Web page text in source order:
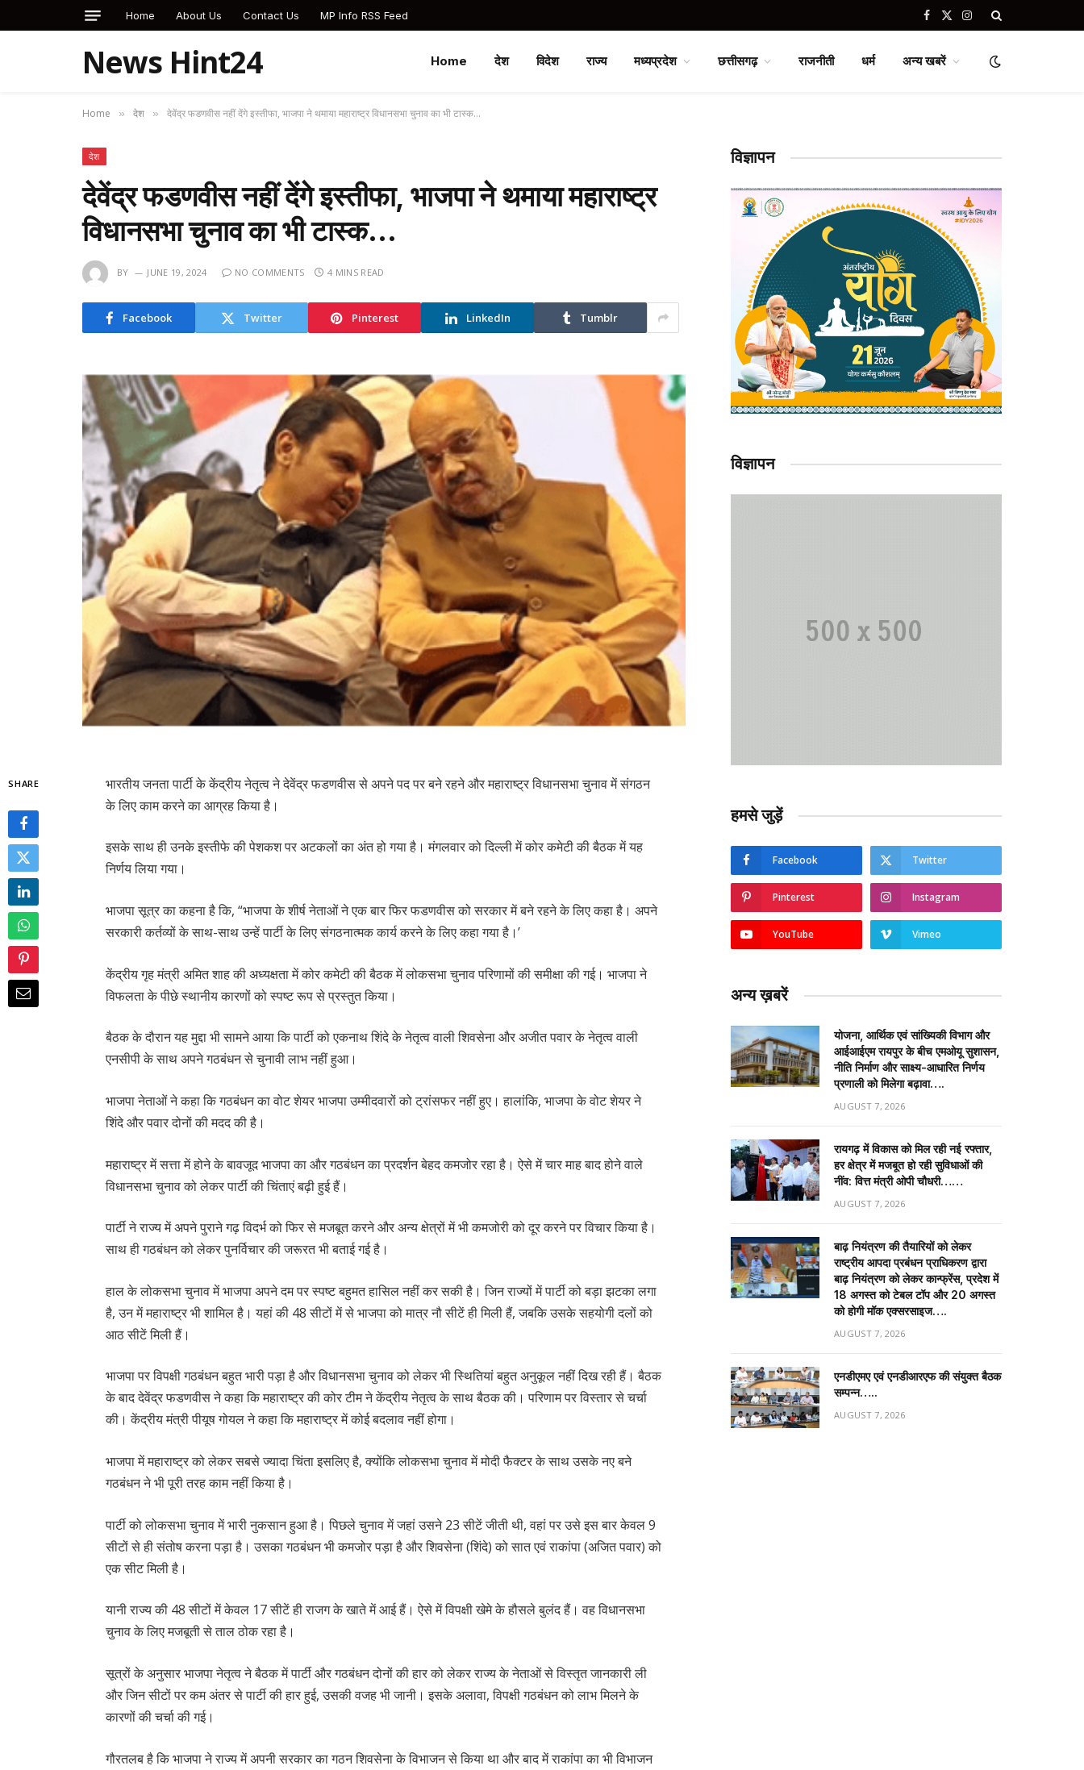
Home About Us Contact Us MP Info RSS Feed Facebook
X
Instagram
News Hint24 Home देश विदेश राज्य मध्यप्रदेश छत्तीसगढ़ राजनीती धर्म अन्य खबरें
Home » देश » देवेंद्र फडणवीस नहीं देंगे इस्तीफा, भाजपा ने थमाया महाराष्ट्र विधानसभा चुनाव का भी टास्क…
देश
देवेंद्र फडणवीस नहीं देंगे इस्तीफा, भाजपा ने थमाया महाराष्ट्र
विधानसभा चुनाव का भी टास्क…
BY JUNE 19, 2024 NO COMMENTS 4 MINS READ
Facebook Twitter Pinterest LinkedIn Tumblr
SHARE
भारतीय जनता पार्टी के केंद्रीय नेतृत्व ने देवेंद्र फडणवीस से अपने पद पर बने रहने और महाराष्ट्र विधानसभा चुनाव में संगठन
के लिए काम करने का आग्रह किया है।
इसके साथ ही उनके इस्तीफे की पेशकश पर अटकलों का अंत हो गया है। मंगलवार को दिल्ली में कोर कमेटी की बैठक में यह
निर्णय लिया गया।
भाजपा सूत्र का कहना है कि, “भाजपा के शीर्ष नेताओं ने एक बार फिर फडणवीस को सरकार में बने रहने के लिए कहा है। अपने
सरकारी कर्तव्यों के साथ-साथ उन्हें पार्टी के लिए संगठनात्मक कार्य करने के लिए कहा गया है।’
केंद्रीय गृह मंत्री अमित शाह की अध्यक्षता में कोर कमेटी की बैठक में लोकसभा चुनाव परिणामों की समीक्षा की गई। भाजपा ने
विफलता के पीछे स्थानीय कारणों को स्पष्ट रूप से प्रस्तुत किया।
बैठक के दौरान यह मुद्दा भी सामने आया कि पार्टी को एकनाथ शिंदे के नेतृत्व वाली शिवसेना और अजीत पवार के नेतृत्व वाली
एनसीपी के साथ अपने गठबंधन से चुनावी लाभ नहीं हुआ।
भाजपा नेताओं ने कहा कि गठबंधन का वोट शेयर भाजपा उम्मीदवारों को ट्रांसफर नहीं हुए। हालांकि, भाजपा के वोट शेयर ने
शिंदे और पवार दोनों की मदद की है।
महाराष्ट्र में सत्ता में होने के बावजूद भाजपा का और गठबंधन का प्रदर्शन बेहद कमजोर रहा है। ऐसे में चार माह बाद होने वाले
विधानसभा चुनाव को लेकर पार्टी की चिंताएं बढ़ी हुई हैं।
पार्टी ने राज्य में अपने पुराने गढ़ विदर्भ को फिर से मजबूत करने और अन्य क्षेत्रों में भी कमजोरी को दूर करने पर विचार किया है।
साथ ही गठबंधन को लेकर पुनर्विचार की जरूरत भी बताई गई है।
हाल के लोकसभा चुनाव में भाजपा अपने दम पर स्पष्ट बहुमत हासिल नहीं कर सकी है। जिन राज्यों में पार्टी को बड़ा झटका लगा
है, उन में महाराष्ट्र भी शामिल है। यहां की 48 सीटों में से भाजपा को मात्र नौ सीटें ही मिली हैं, जबकि उसके सहयोगी दलों को
आठ सीटें मिली हैं।
भाजपा पर विपक्षी गठबंधन बहुत भारी पड़ा है और विधानसभा चुनाव को लेकर भी स्थितियां बहुत अनुकूल नहीं दिख रही हैं। बैठक
के बाद देवेंद्र फडणवीस ने कहा कि महाराष्ट्र की कोर टीम ने केंद्रीय नेतृत्व के साथ बैठक की। परिणाम पर विस्तार से चर्चा
की। केंद्रीय मंत्री पीयूष गोयल ने कहा कि महाराष्ट्र में कोई बदलाव नहीं होगा।
भाजपा में महाराष्ट्र को लेकर सबसे ज्यादा चिंता इसलिए है, क्योंकि लोकसभा चुनाव में मोदी फैक्टर के साथ उसके नए बने
गठबंधन ने भी पूरी तरह काम नहीं किया है।
पार्टी को लोकसभा चुनाव में भारी नुकसान हुआ है। पिछले चुनाव में जहां उसने 23 सीटें जीती थी, वहां पर उसे इस बार केवल 9
सीटों से ही संतोष करना पड़ा है। उसका गठबंधन भी कमजोर पड़ा है और शिवसेना (शिंदे) को सात एवं राकांपा (अजित पवार) को
एक सीट मिली है।
यानी राज्य की 48 सीटों में केवल 17 सीटें ही राजग के खाते में आई हैं। ऐसे में विपक्षी खेमे के हौसले बुलंद हैं। वह विधानसभा
चुनाव के लिए मजबूती से ताल ठोक रहा है।
सूत्रों के अनुसार भाजपा नेतृत्व ने बैठक में पार्टी और गठबंधन दोनों की हार को लेकर राज्य के नेताओं से विस्तृत जानकारी ली
और जिन सीटों पर कम अंतर से पार्टी की हार हुई, उसकी वजह भी जानी। इसके अलावा, विपक्षी गठबंधन को लाभ मिलने के
कारणों की चर्चा की गई।
गौरतलब है कि भाजपा ने राज्य में अपनी सरकार का गठन शिवसेना के विभाजन से किया था और बाद में राकांपा का भी विभाजन
विज्ञापन
विज्ञापन
हमसे जुड़ें
Facebook Twitter
Pinterest Instagram
YouTube Vimeo
अन्य ख़बरें
योजना, आर्थिक एवं सांख्यिकी विभाग और
आईआईएम रायपुर के बीच एमओयू सुशासन,
नीति निर्माण और साक्ष्य-आधारित निर्णय
प्रणाली को मिलेगा बढ़ावा….
AUGUST 7, 2026
रायगढ़ में विकास को मिल रही नई रफ्तार,
हर क्षेत्र में मजबूत हो रही सुविधाओं की
नींव: वित्त मंत्री ओपी चौधरी……
AUGUST 7, 2026
बाढ़ नियंत्रण की तैयारियों को लेकर
राष्ट्रीय आपदा प्रबंधन प्राधिकरण द्वारा
बाढ़ नियंत्रण को लेकर कान्फ्रेंस, प्रदेश में
18 अगस्त को टेबल टॉप और 20 अगस्त
को होगी मॉक एक्सरसाइज….
AUGUST 7, 2026
एनडीएमए एवं एनडीआरएफ की संयुक्त बैठक
सम्पन्न…..
AUGUST 7, 2026